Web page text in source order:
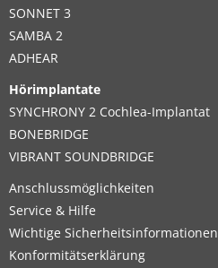
SONNET 3
SAMBA 2
ADHEAR
Hörimplantate
SYNCHRONY 2 Cochlea-Implantat
BONEBRIDGE
VIBRANT SOUNDBRIDGE
Anschlussmöglichkeiten
Service & Hilfe
Wichtige Sicherheitsinformationen
Konformitätserklärung